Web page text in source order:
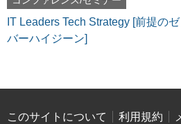
IT Leaders Tech Strategy [前提の
バーハイジーン]
このサイトについて 利用規約